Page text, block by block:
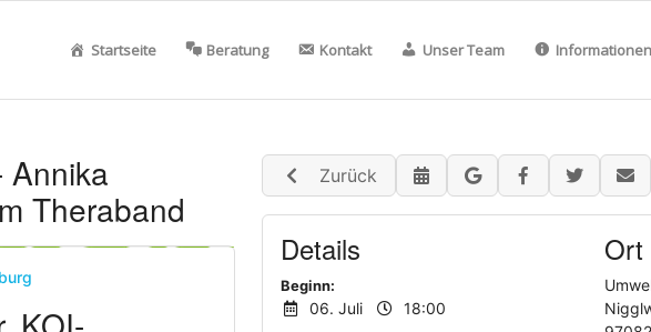
Startseite Beratung Kontakt Unser Team Informationen
Annika
Theraband
Zurück
Details
Beginn:
06. Juli 18:00
Ort